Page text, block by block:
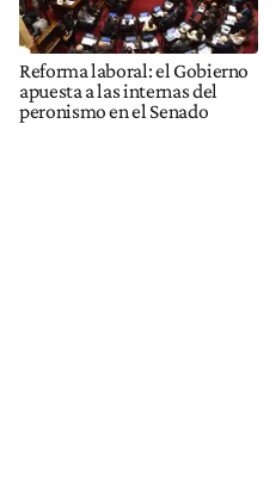
Reforma laboral: el Gobierno
apuesta a las internas del
peronismo en el Senado